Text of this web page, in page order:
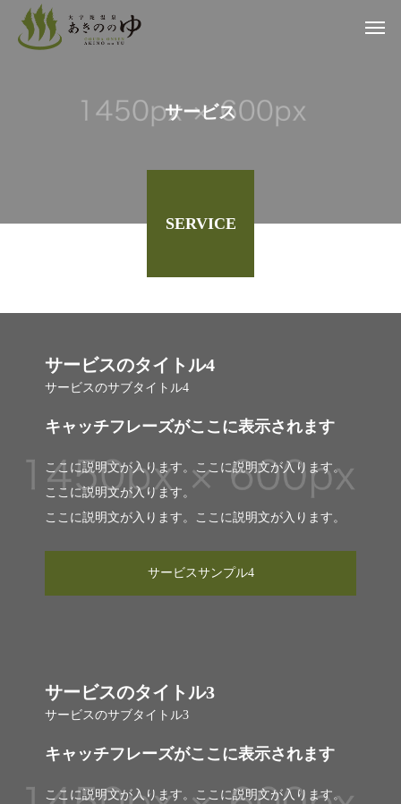
サービス
SERVICE
サービスのタイトル4
サービスのサブタイトル4
キャッチフレーズがここに表示されます
ここに説明文が入ります。ここに説明文が入ります。
ここに説明文が入ります。
ここに説明文が入ります。ここに説明文が入ります。
サービスサンプル4
サービスのタイトル3
サービスのサブタイトル3
キャッチフレーズがここに表示されます
ここに説明文が入ります。ここに説明文が入ります。